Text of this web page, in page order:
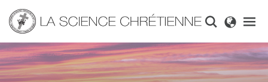
main
content